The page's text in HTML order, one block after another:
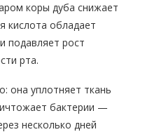
коры дуба снижает
кислота обладает
подавляет рост
рта.
она уплотняет ткань
бактерии —
несколько дней